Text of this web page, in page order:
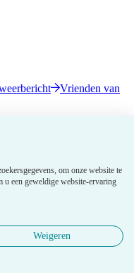
om onze website te
u een geweldige website-ervaring
Weigeren
Vrienden van